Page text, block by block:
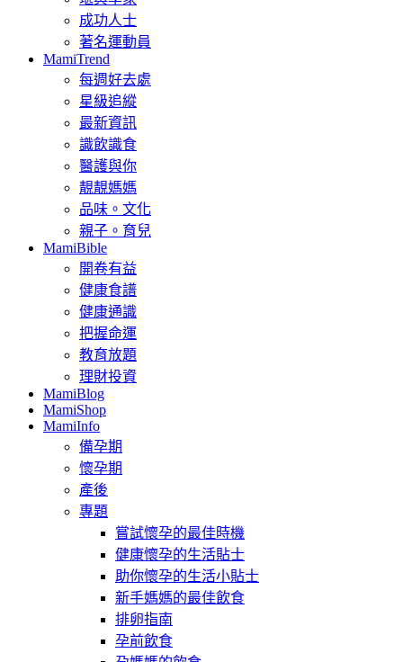
成功人士
著名運動員
MamiTrend
每週好去處
星級追縱
最新資訊
識飲識食
醫護與你
靚靚媽媽
品味。文化
親子。育兒
MamiBible
開卷有益
健康食譜
健康通識
把握命運
教育放題
理財投資
MamiBlog
MamiShop
MamiInfo
備孕期
懷孕期
產後
專題
嘗試懷孕的最佳時機
健康懷孕的生活貼士
助你懷孕的生活小貼士
新手媽媽的最佳飲食
排卵指南
孕前飲食